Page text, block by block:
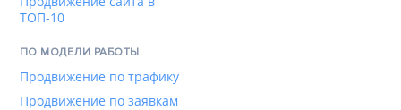
ТОП-10
ПО МОДЕЛИ РАБОТЫ
Продвижение по трафику
Продвижение по заявкам